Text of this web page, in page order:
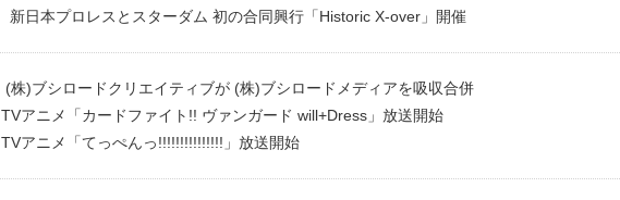
新日本プロレスとスターダム 初の合同興行「Historic X-over」開催
(株)ブシロードクリエイティブが (株)ブシロードメディアを吸収合併
TVアニメ「カードファイト!! ヴァンガード will+Dress」放送開始
TVアニメ「てっぺんっ!!!!!!!!!!!!!!!」放送開始